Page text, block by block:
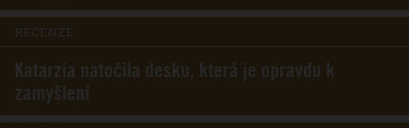
RECENZE
Katarzia natočila desku, která je opravdu k
zamyšlení